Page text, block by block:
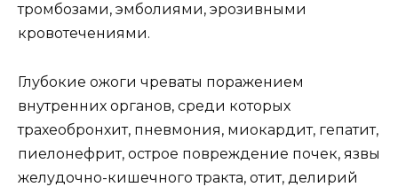
тромбозами, эмболиями, эрозивными
кровотечениями.
Глубокие ожоги чреваты поражением
внутренних органов, среди которых
трахеобронхит, пневмония, миокардит, гепатит,
пиелонефрит, острое повреждение почек, язвы
желудочно-кишечного тракта, отит, делирий